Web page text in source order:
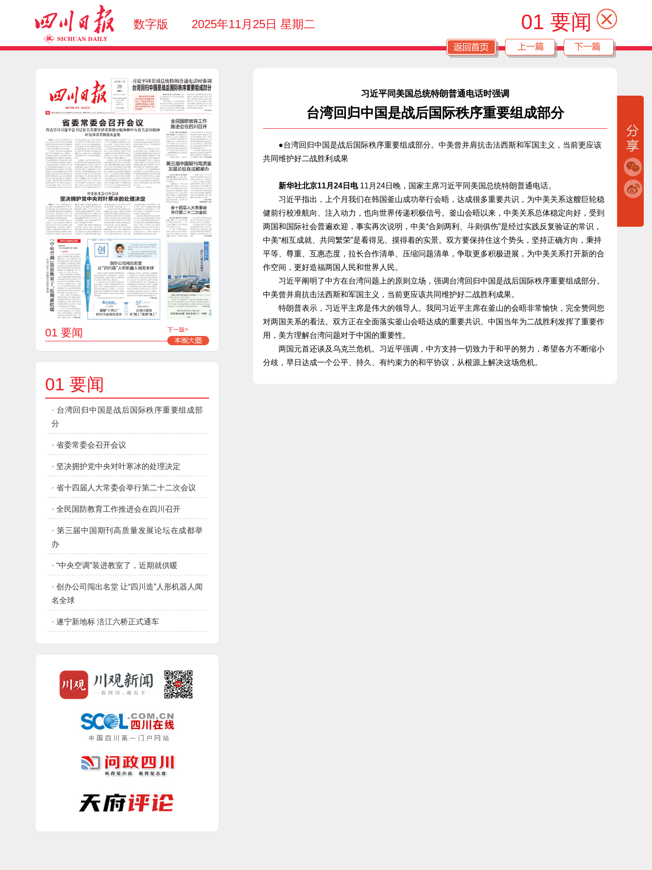
数字版 2025年11月25日 星期二 01 要闻
01 要闻 下一版>
01 要闻
· 台湾回归中国是战后国际秩序重要组成部
分
· 省委常委会召开会议
· 坚决拥护党中央对叶寒冰的处理决定
· 省十四届人大常委会举行第二十二次会议
· 全民国防教育工作推进会在四川召开
· 第三届中国期刊高质量发展论坛在成都举
办
· “中央空调”装进教室了，近期就供暖
· 创办公司闯出名堂 让“四川造”人形机器人闻
名全球
· 遂宁新地标 涪江六桥正式通车
习近平同美国总统特朗普通电话时强调
台湾回归中国是战后国际秩序重要组成部分
●台湾回归中国是战后国际秩序重要组成部分。中美曾并肩抗击法西斯和军国主义，当前更应该
共同维护好二战胜利成果
新华社北京11月24日电 11月24日晚，国家主席习近平同美国总统特朗普通电话。
习近平指出，上个月我们在韩国釜山成功举行会晤，达成很多重要共识，为中美关系这艘巨轮稳
健前行校准航向、注入动力，也向世界传递积极信号。釜山会晤以来，中美关系总体稳定向好，受到
两国和国际社会普遍欢迎，事实再次说明，中美“合则两利、斗则俱伤”是经过实践反复验证的常识，
中美“相互成就、共同繁荣”是看得见、摸得着的实景。双方要保持住这个势头，坚持正确方向，秉持
平等、尊重、互惠态度，拉长合作清单、压缩问题清单，争取更多积极进展，为中美关系打开新的合
作空间，更好造福两国人民和世界人民。
习近平阐明了中方在台湾问题上的原则立场，强调台湾回归中国是战后国际秩序重要组成部分。
中美曾并肩抗击法西斯和军国主义，当前更应该共同维护好二战胜利成果。
特朗普表示，习近平主席是伟大的领导人。我同习近平主席在釜山的会晤非常愉快，完全赞同您
对两国关系的看法。双方正在全面落实釜山会晤达成的重要共识。中国当年为二战胜利发挥了重要作
用，美方理解台湾问题对于中国的重要性。
两国元首还谈及乌克兰危机。习近平强调，中方支持一切致力于和平的努力，希望各方不断缩小
分歧，早日达成一个公平、持久、有约束力的和平协议，从根源上解决这场危机。